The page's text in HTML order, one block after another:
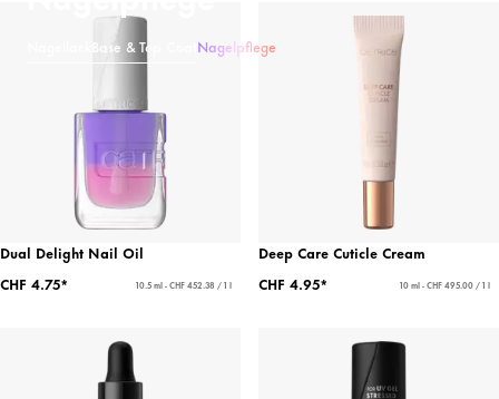
Base & Top Coat Nagelpflege
Dual Delight Nail Oil
CHF 4.75*
10.5 ml - CHF 452.38 / 1 l
Deep Care Cuticle Cream
CHF 4.95*
10 ml - CHF 495.00 / 1 l